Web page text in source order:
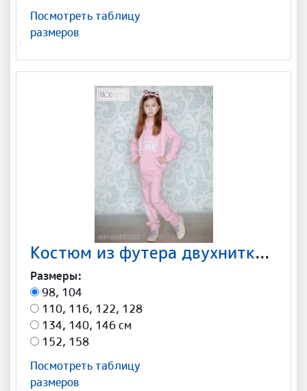
Посмотреть таблицу
размеров
Костюм из футера двухнитка "Number ONE" Арт-С007
Размеры:
98, 104
110, 116, 122, 128
134, 140, 146 см
152, 158
Посмотреть таблицу
размеров